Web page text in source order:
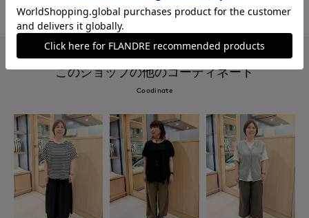
このショップの他のコーディネート
Coodinate